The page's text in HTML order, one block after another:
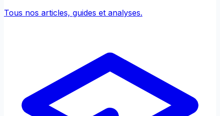
Tous nos articles, guides et analyses.